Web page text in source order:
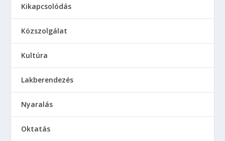
Kikapcsolódás
Közszolgálat
Kultúra
Lakberendezés
Nyaralás
Oktatás